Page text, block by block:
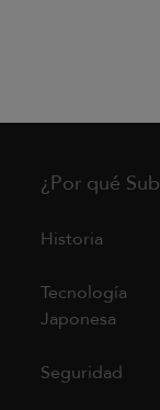
¿Por qué
Historia
Tecnología
Japonesa
Seguridad